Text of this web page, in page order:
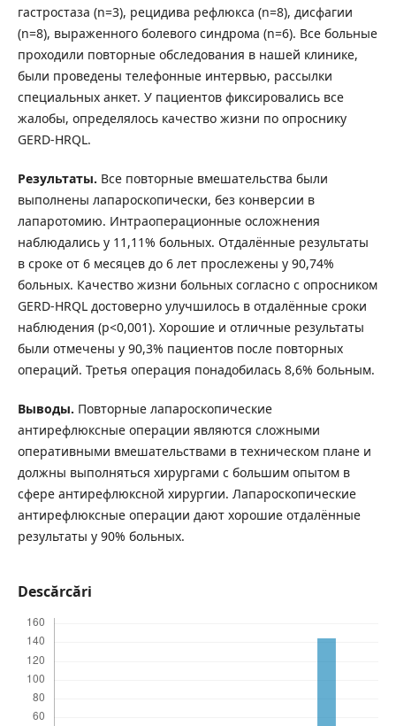
гастростаза (n=3), рецидива рефлюкса (n=8), дисфагии
(n=8), выраженного болевого синдрома (n=6). Все больные
проходили повторные обследования в нашей клинике,
были проведены телефонные интервью, рассылки
специальных анкет. У пациентов фиксировались все
жалобы, определялось качество жизни по опроснику
GERD-HRQL.
Результаты. Все повторные вмешательства были
выполнены лапароскопически, без конверсии в
лапаротомию. Интраоперационные осложнения
наблюдались у 11,11% больных. Отдалённые результаты
в сроке от 6 месяцев до 6 лет прослежены у 90,74%
больных. Качество жизни больных согласно с опросником
GERD-HRQL достоверно улучшилось в отдалённые сроки
наблюдения (р<0,001). Хорошие и отличные результаты
были отмечены у 90,3% пациентов после повторных
операций. Третья операция понадобилась 8,6% больным.
Выводы. Повторные лапароскопические
антирефлюксные операции являются сложными
оперативными вмешательствами в техническом плане и
должны выполняться хирургами с большим опытом в
сфере антирефлюксной хирургии. Лапароскопические
антирефлюксные операции дают хорошие отдалённые
результаты у 90% больных.
Descărcări